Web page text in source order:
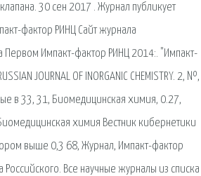
30 сен 2017 . Журнал публикует
фактор РИНЦ Сайт журнала
Первом Импакт-фактор РИНЦ 2014:. "Импакт-
JOURNAL OF INORGANIC CHEMISTRY. 2, №,
в 33, 31, Биомедицинская химия, 0.27,
химия Вестник кибернетики
выше 0,3 68, Журнал, Импакт-фактор
Все научные журналы из списка